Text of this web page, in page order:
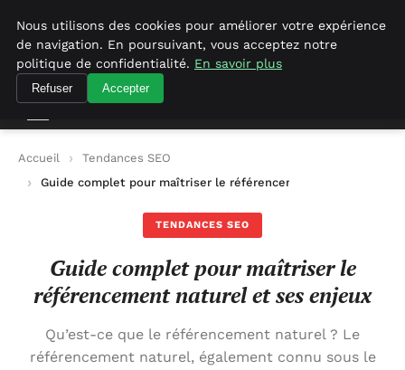
Agence-referencement-seo.com
Accueil
Tendances SEO
Guide complet pour maîtriser le référencement naturel et ses
TENDANCES SEO
Guide complet pour maîtriser le
référencement naturel et ses enjeux
Qu’est-ce que le référencement naturel ? Le
référencement naturel, également connu sous le
Nous utilisons des cookies pour améliorer votre expérience
de navigation. En poursuivant, vous acceptez notre
politique de confidentialité. En savoir plus
Refuser Accepter